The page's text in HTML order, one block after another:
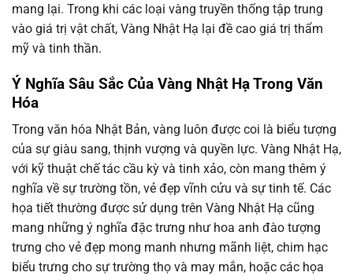
mang lại. Trong khi các loại vàng truyền thống tập trung
vào giá trị vật chất, Vàng Nhật Hạ lại đề cao giá trị thẩm
mỹ và tinh thần.
Ý Nghĩa Sâu Sắc Của Vàng Nhật Hạ Trong Văn
Hóa
Trong văn hóa Nhật Bản, vàng luôn được coi là biểu tượng
của sự giàu sang, thịnh vượng và quyền lực. Vàng Nhật Hạ,
với kỹ thuật chế tác cầu kỳ và tinh xảo, còn mang thêm ý
nghĩa về sự trường tồn, vẻ đẹp vĩnh cửu và sự tinh tế. Các
họa tiết thường được sử dụng trên Vàng Nhật Hạ cũng
mang những ý nghĩa đặc trưng như hoa anh đào tượng
trưng cho vẻ đẹp mong manh nhưng mãnh liệt, chim hạc
biểu trưng cho sự trường thọ và may mắn, hoặc các họa